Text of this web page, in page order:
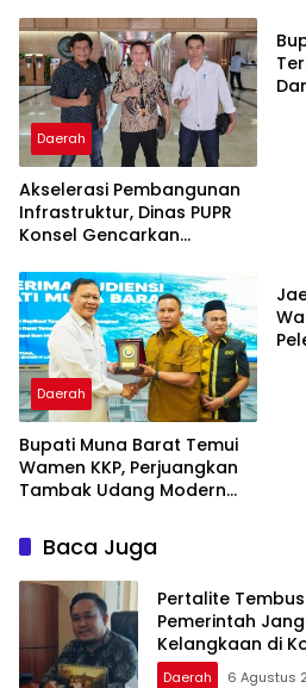
Daerah
Akselerasi Pembangunan
Infrastruktur, Dinas PUPR
Konsel Gencarkan
Kementerian
Daerah
‎Bupati Muna Barat Temui
Wamen KKP, Perjuangkan
Tambak Udang Modern
Kampung Nelayan
Baca Juga
‎Pertalite Tembus
Pemerintah
Kelangkaan di
Daerah 6 Agustus